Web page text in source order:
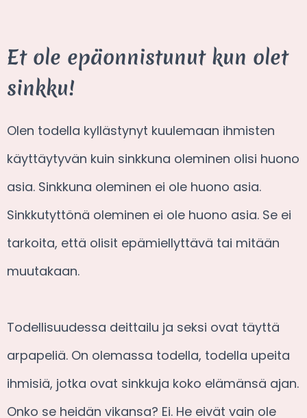
Et ole epäonnistunut kun olet
sinkku!
Olen todella kyllästynyt kuulemaan ihmisten
käyttäytyvän kuin sinkkuna oleminen olisi huono
asia. Sinkkuna oleminen ei ole huono asia.
Sinkkutyttönä oleminen ei ole huono asia. Se ei
tarkoita, että olisit epämiellyttävä tai mitään
muutakaan.
Todellisuudessa deittailu ja seksi ovat täyttä
arpapeliä. On olemassa todella, todella upeita
ihmisiä, jotka ovat sinkkuja koko elämänsä ajan.
Onko se heidän vikansa? Ei. He eivät vain ole